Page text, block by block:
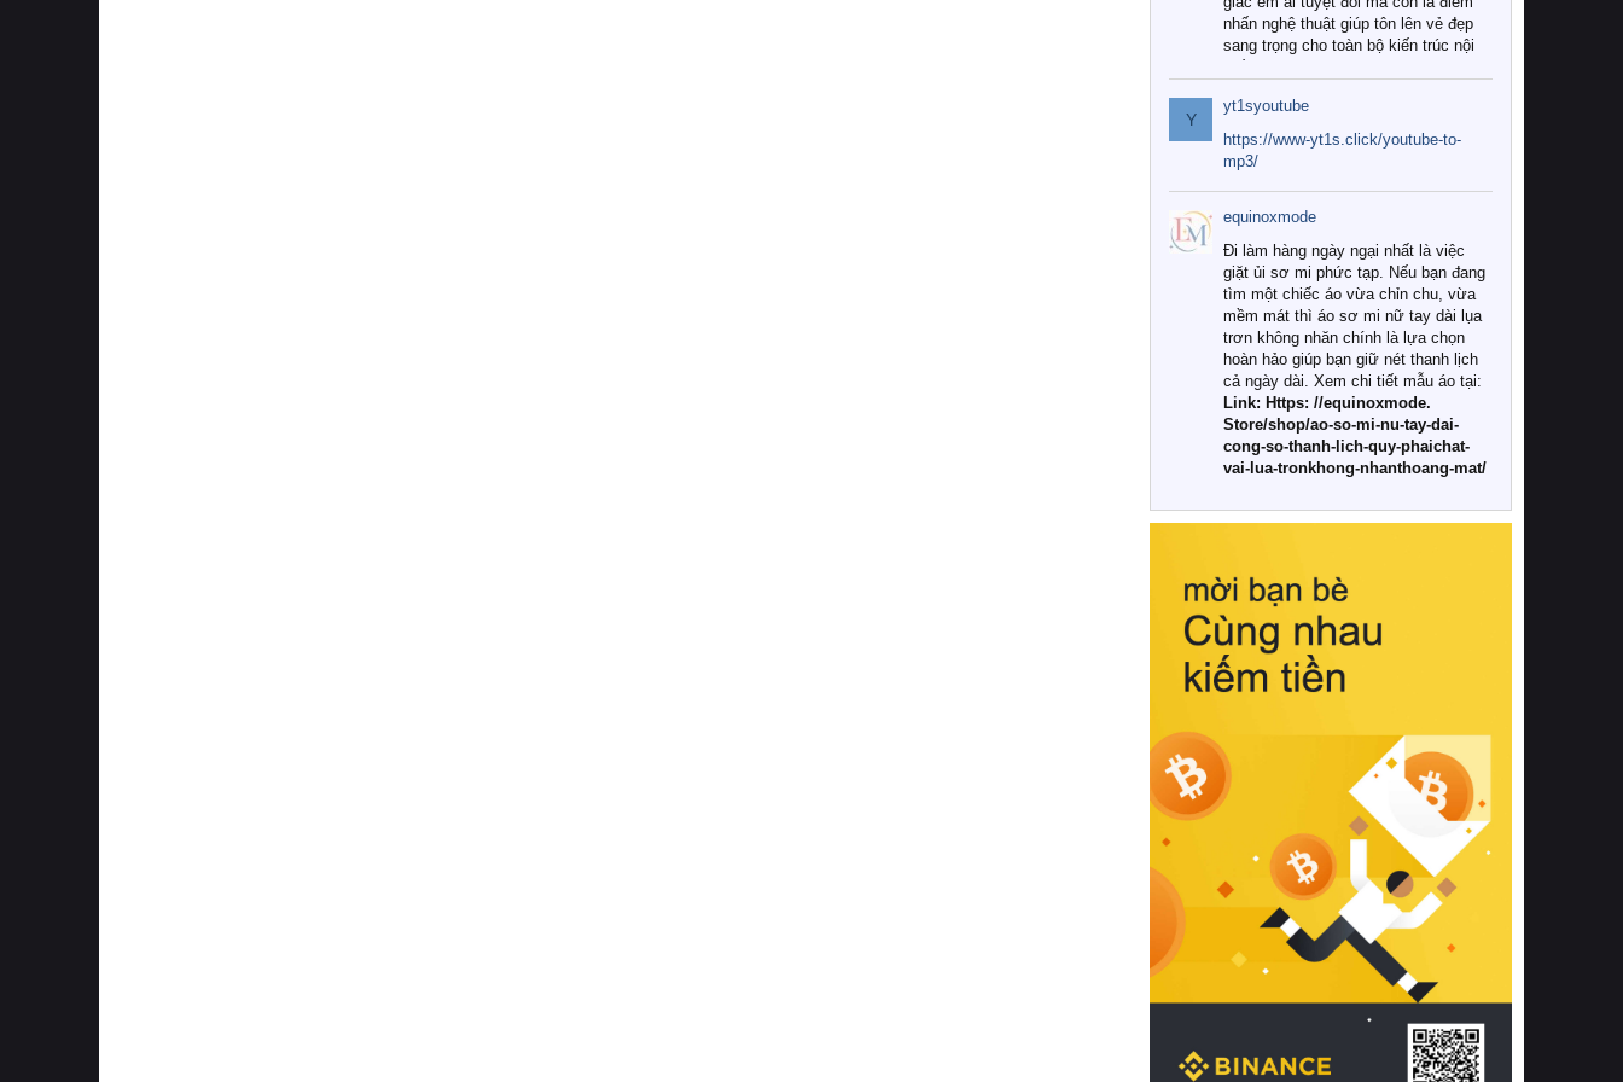
nhấn nghệ thuật giúp tôn lên vẻ đẹp
sang trọng cho toàn bộ kiến trúc nội
Tuy nhiên, giữa thị trường đa dạng
với vô vàn thương hiệu và mẫu mã
như hiện nay, làm thế nào để chọn
được những bộ chăn ga gối đệm cao
cấp thực sự chất lượng, phù hợp với
khí hậu và nhu cầu sử dụng của gia
đình? Hãy cùng chúng tôi đi tìm lời
giải đáp chi tiết qua bài viết dưới đây.
1. Tại sao các gia đình hiện đại lại ưa
chuộng chăn ga gối đệm cao cấp?
Khác với các dòng sản phẩm thông
thường, những bộ chăn ga gối đệm
cao cấp trải qua quy trình sản xuất
nghiêm ngặt từ khâu chọn lọc nguyên
liệu tự nhiên đến công nghệ dệt
nhuộm hiện đại không chứa hóa chất
này, bạn sẽ cảm nhận rõ rệt sự khác
hồi chuẩn xác của phần đệm nâng đỡ
cột sống.
Bên cạnh đó, việc lựa chọn các dòng
sản phẩm đạt chuẩn chất lượng quốc
tế còn giúp ngăn ngừa tình trạng kích
khuẩn và nấm mốc trong điều kiện
thời tiết nóng ẩm. Bạn có thể tìm hiểu
thêm các nghiên cứu khoa học về tác
động của giấc ngủ và môi trường
phòng ngủ đối với sức khỏe con
người tại Sleep Foundation (External
Link) để có cái nhìn toàn diện hơn.
2. Các tiêu chí vàng khi lựa chọn
chăn ga gối đệm cao cấp cho phòng
ngủ
Để sở hữu một bộ chăn ga gối đệm
cao cấp hoàn hảo cả về thẩm mỹ lẫn
công năng, người tiêu dùng cần cân
nhắc kỹ lưỡng các tiêu chí quan trọng
Y
yt1syoutube
https://www-yt1s.click/youtube-to-
mp3/
equinoxmode
Đi làm hàng ngày ngại nhất là việc
giặt ủi sơ mi phức tạp. Nếu bạn đang
tìm một chiếc áo vừa chỉn chu, vừa
mềm mát thì áo sơ mi nữ tay dài lụa
trơn không nhăn chính là lựa chọn
hoàn hảo giúp bạn giữ nét thanh lịch
cả ngày dài. Xem chi tiết mẫu áo tại:
Link: Https: //equinoxmode.
Store/shop/ao-so-mi-nu-tay-dai-
cong-so-thanh-lich-quy-phaichat-
vai-lua-tronkhong-nhanthoang-mat/